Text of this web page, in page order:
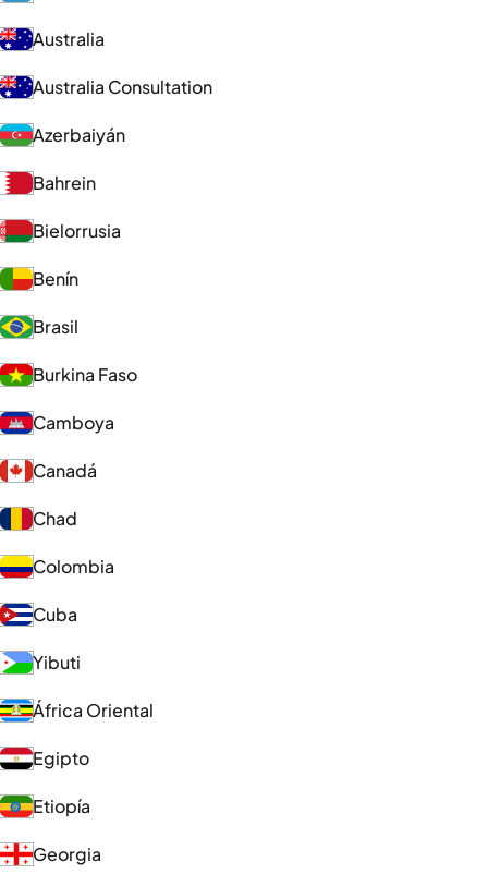
Australia
Australia Consultation
Azerbaiyán
Bahrein
Bielorrusia
Benín
Brasil
Burkina Faso
Camboya
Canadá
Chad
Colombia
Cuba
Yibuti
África Oriental
Egipto
Etiopía
Georgia